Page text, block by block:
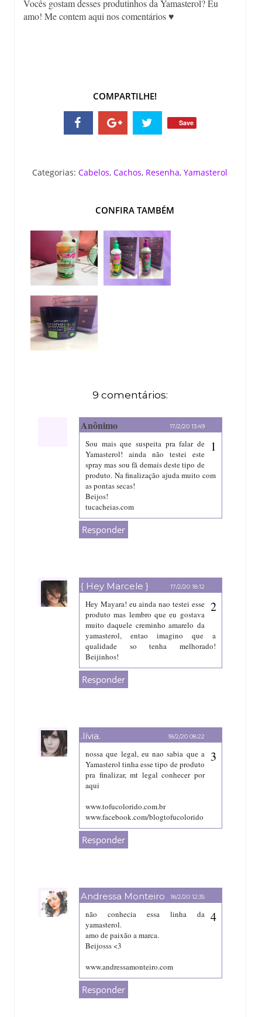
Vocês gostam desses produtinhos da Yamasterol? Eu
amo! Me contem aqui nos comentários ♥
COMPARTILHE!
Save
Categorias:Cabelos,Cachos, Resenha,Yamasterol
CONFIRA TAMBÉM
9 comentários:
Anônimo 17/2/20 13:49
Sou mais que suspeita pra falar de
Yamasterol! ainda não testei este
spray mas sou fã demais deste tipo de
produto. Na finalização ajuda muito com
as pontas secas!
Beijos!
tucacheias.com
Responder
{ Hey Marcele } 17/2/20 18:12
Hey Mayara! eu ainda nao testei esse
produto mas lembro que eu gostava
muito daquele creminho amarelo da
yamasterol, entao imagino que a
qualidade so tenha melhorado!
Beijinhos!
Responder
.lívia. 18/2/20 08:22
nossa que legal, eu nao sabia que a
Yamasterol tinha esse tipo de produto
pra finalizar, mt legal conhecer por
aqui
www.tofucolorido.com.br
www.facebook.com/blogtofucolorido
Responder
Andressa Monteiro 18/2/20 12:35
não conhecia essa linha da
yamasterol.
amo de paixão a marca.
Beijosss <3
www.andressamonteiro.com
Responder